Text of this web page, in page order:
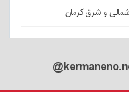
و شرق کرمان